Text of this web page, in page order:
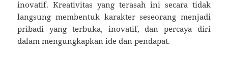
inovatif. Kreativitas yang terasah ini secara tidak
langsung membentuk karakter seseorang menjadi
pribadi yang terbuka, inovatif, dan percaya diri
dalam mengungkapkan ide dan pendapat.